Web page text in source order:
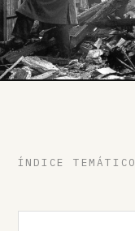
ÍNDICE TEMÁTICO